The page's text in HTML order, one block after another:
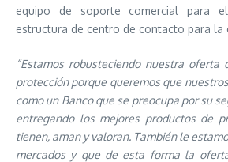
equipo de soporte comercial para
estructura de centro de contacto para la
“Estamos robusteciendo nuestra
protección porque queremos que
como un Banco que se preocupa por su
entregando los mejores productos de
tienen, aman y valoran. También le
mercados y que de esta forma la